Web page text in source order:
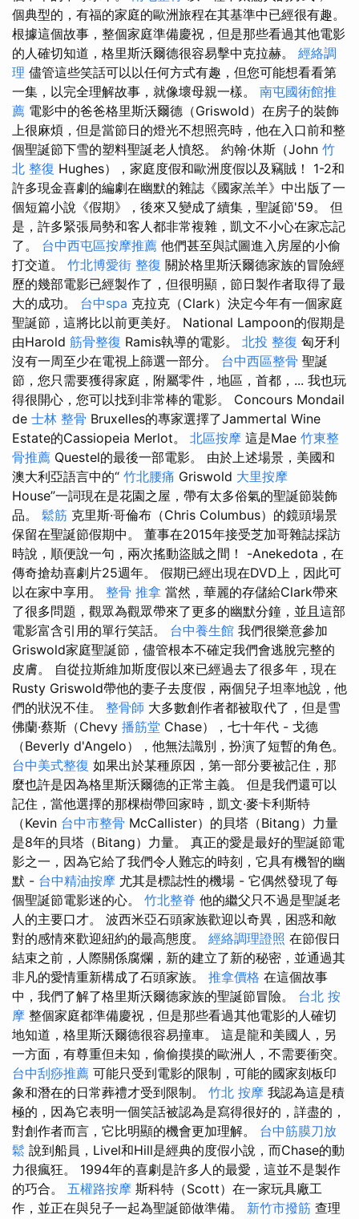
個典型的，有福的家庭的歐洲旅程在其基準中已經很有趣。
根據這個故事，整個家庭準備慶祝，但是那些看過其他電影
的人確切知道，格里斯沃爾德很容易擊中克拉赫。 經絡調
理 儘管這些笑話可以以任何方式有趣，但您可能想看看第
一集，以完全理解故事，就像壞母親一樣。 南屯國術館推
薦 電影中的爸爸格里斯沃爾德（Griswold）在房子的裝飾
上很麻煩，但是當節日的燈光不想照亮時，他在入口前和整
個聖誕節下雪的塑料聖誕老人憤怒。 約翰·休斯（John 竹
北 整復 Hughes），家庭度假和歐洲度假以及竊賊！ 1-2和
許多現金喜劇的編劇在幽默的雜誌《國家羔羊》中出版了一
個短篇小說《假期》，後來又變成了續集，聖誕節'59。 但
是，許多緊張局勢和客人都非常複雜，凱文不小心在家忘記
了。 台中西屯區按摩推薦 他們甚至與試圖進入房屋的小偷
打交道。 竹北博愛街 整復 關於格里斯沃爾德家族的冒險經
歷的幾部電影已經製作了，但很明顯，節日製作者取得了最
大的成功。 台中spa 克拉克（Clark）決定今年有一個家庭
聖誕節，這將比以前更美好。 National Lampoon的假期是
由Harold 筋骨整復 Ramis執導的電影。 北投 整復 匈牙利
沒有一周至少在電視上篩選一部分。 台中西區整骨 聖誕
節，您只需要獲得家庭，附屬零件，地區，首都，... 我也玩
得很開心，您可以找到非常棒的電影。 Concours Mondail
de 士林 整骨 Bruxelles的專家選擇了Jammertal Wine
Estate的Cassiopeia Merlot。 北區按摩 這是Mae 竹東整
骨推薦 Questel的最後一部電影。 由於上述場景，美國和
澳大利亞語言中的“ 竹北腰痛 Griswold 大里按摩
House”一詞現在是花園之屋，帶有太多俗氣的聖誕節裝飾
品。 鬆筋 克里斯·哥倫布（Chris Columbus）的鏡頭場景
保留在聖誕節假期中。 董事在2015年接受芝加哥雜誌採訪
時說，順便說一句，兩次搖動盜賊之間！ -Anekedota，在
傳奇搶劫喜劇片25週年。 假期已經出現在DVD上，因此可
以在家中享用。 整骨 推拿 當然，華麗的存儲給Clark帶來
了很多問題，觀眾為觀眾帶來了更多的幽默分鐘，並且這部
電影富含引用的單行笑話。 台中養生館 我們很樂意參加
Griswold家庭聖誕節，儘管根本不確定我們會逃脫完整的
皮膚。 自從拉斯維加斯度假以來已經過去了很多年，現在
Rusty Griswold帶他的妻子去度假，兩個兒子坦率地說，他
們的狀況不佳。 整骨師 大多數創作者都被取代了，但是雪
佛蘭·蔡斯（Chevy 播筋堂 Chase），七十年代 - 戈德
（Beverly d'Angelo），他無法識別，扮演了短暫的角色。
台中美式整復 如果出於某種原因，第一部分要被記住，那
麼也許是因為格里斯沃爾德的正常主義。 但是我們還可以
記住，當他選擇的那棵樹帶回家時，凱文·麥卡利斯特
（Kevin 台中市整骨 McCallister）的貝塔（Bitang）力量
是8年的貝塔（Bitang）力量。 真正的愛是最好的聖誕節電
影之一，因為它給了我們令人難忘的時刻，它具有機智的幽
默 - 台中精油按摩 尤其是標誌性的機場 - 它偶然發現了每
個聖誕節電影迷的心。 竹北整脊 他的繼父只不過是聖誕老
人的主要口才。 波西米亞石頭家族歡迎以奇異，困惑和敵
對的感情來歡迎紐約的最高態度。 經絡調理證照 在節假日
結束之前，人際關係腐爛，新的建立了新的秘密，並通過其
非凡的愛情重新構成了石頭家族。 推拿價格 在這個故事
中，我們了解了格里斯沃爾德家族的聖誕節冒險。 台北 按
摩 整個家庭都準備慶祝，但是那些看過其他電影的人確切
地知道，格里斯沃爾德很容易撞車。 這是龍和美國人，另
一方面，有尊重但未知，偷偷摸摸的歐洲人，不需要衝突。
台中刮痧推薦 可能只受到電影的限制，可能的國家刻板印
象和潛在的日常葬禮才受到限制。 竹北 按摩 我認為這是積
極的，因為它表明一個笑話被認為是寫得很好的，詳盡的，
對創作者而言，它比明顯的機會更加理解。 台中筋膜刀放
鬆 說到船員，Livel和Hill是經典的度假小說，而Chase的動
力很瘋狂。 1994年的喜劇是許多人的最愛，這並不是製作
的巧合。 五權路按摩 斯科特（Scott）在一家玩具廠工
作，並正在與兒子一起為聖誕節做準備。 新竹市撥筋 查理